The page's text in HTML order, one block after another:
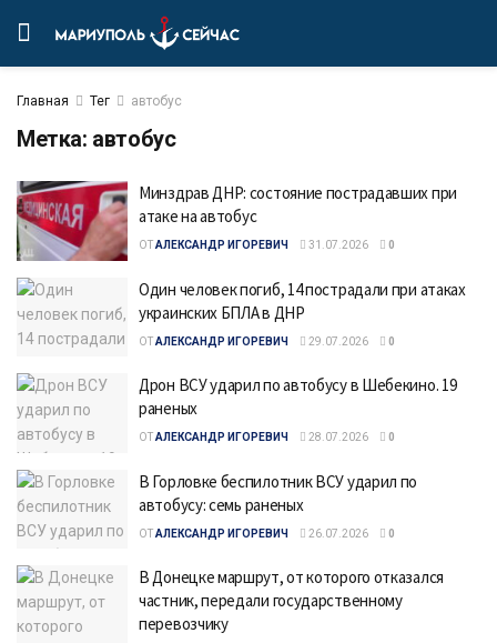
Главная Тег автобус
Метка: автобус
Минздрав ДНР: состояние пострадавших при
атаке на автобус
ОТАЛЕКСАНДР ИГОРЕВИЧ 31.07.2026 0
Один человек погиб, 14 пострадали при атаках
украинских БПЛА в ДНР
ОТАЛЕКСАНДР ИГОРЕВИЧ 29.07.2026 0
Дрон ВСУ ударил по автобусу в Шебекино. 19
раненых
ОТАЛЕКСАНДР ИГОРЕВИЧ 28.07.2026 0
В Горловке беспилотник ВСУ ударил по
автобусу: семь раненых
ОТАЛЕКСАНДР ИГОРЕВИЧ 26.07.2026 0
В Донецке маршрут, от которого отказался
частник, передали государственному
перевозчику